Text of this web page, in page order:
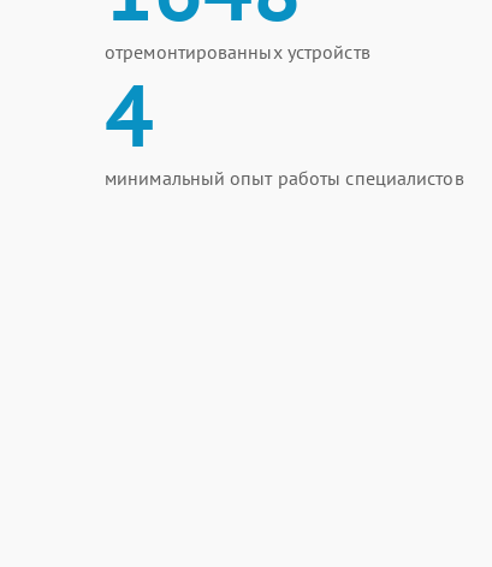
отремонтированных устройств
4
минимальный опыт работы специалистов